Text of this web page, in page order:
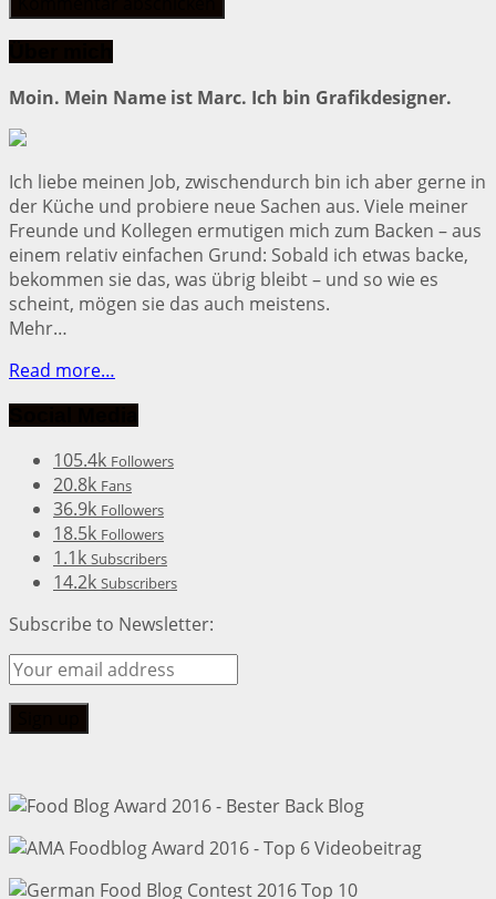
Moin. Mein Name ist Marc. Ich bin Grafikdesigner.
Ich liebe meinen Job, zwischendurch bin ich aber gerne in
der Küche und probiere neue Sachen aus. Viele meiner
Freunde und Kollegen ermutigen mich zum Backen – aus
einem relativ einfachen Grund: Sobald ich etwas backe,
bekommen sie das, was übrig bleibt – und so wie es
scheint, mögen sie das auch meistens.
Mehr…
Read more…
105.4k Followers
20.8k Fans
36.9k Followers
18.5k Followers
1.1k Subscribers
14.2k Subscribers
Subscribe to Newsletter: